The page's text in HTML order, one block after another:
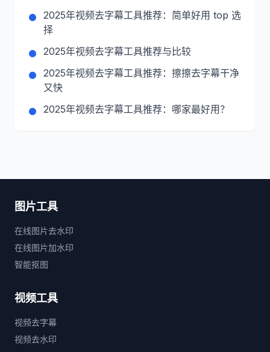
2025年视频去字幕工具推荐：简单好用 top 选
择
2025年视频去字幕工具推荐与比较
2025年视频去字幕工具推荐：擦擦去字幕干净
又快
2025年视频去字幕工具推荐：哪家最好用？
图片工具
在线图片去水印
在线图片加水印
智能抠图
视频工具
视频去字幕
视频去水印